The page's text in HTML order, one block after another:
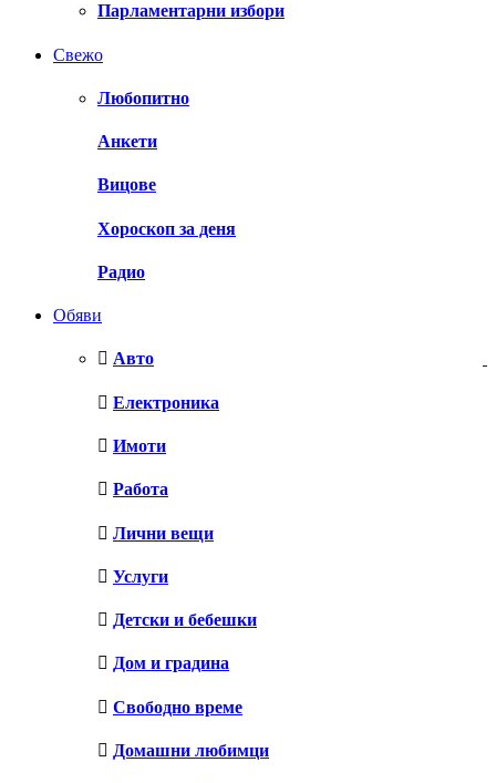
Парламентарни избори
Свежо
Любопитно
Анкети
Вицове
Хороскоп за деня
Радио
Обяви
Авто
Електроника
Имоти
Работа
Лични вещи
Услуги
Детски и бебешки
Дом и градина
Свободно време
Домашни любимци